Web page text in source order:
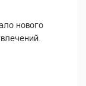
нового